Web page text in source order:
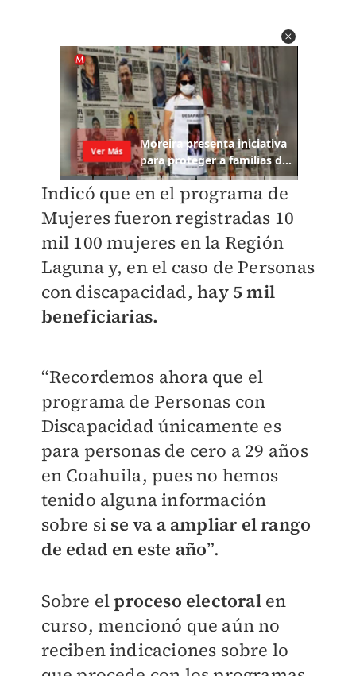
Indicó que en el programa de
Mujeres fueron registradas 10
mil 100 mujeres en la Región
Laguna y, en el caso de Personas
con discapacidad, hay 5 mil
beneficiarias.
“Recordemos ahora que el
programa de Personas con
Discapacidad únicamente es
para personas de cero a 29 años
en Coahuila, pues no hemos
tenido alguna información
sobre si se va a ampliar el rango
de edad en este año”.
Sobre elproceso electoral en
curso, mencionó que aún no
reciben indicaciones sobre lo